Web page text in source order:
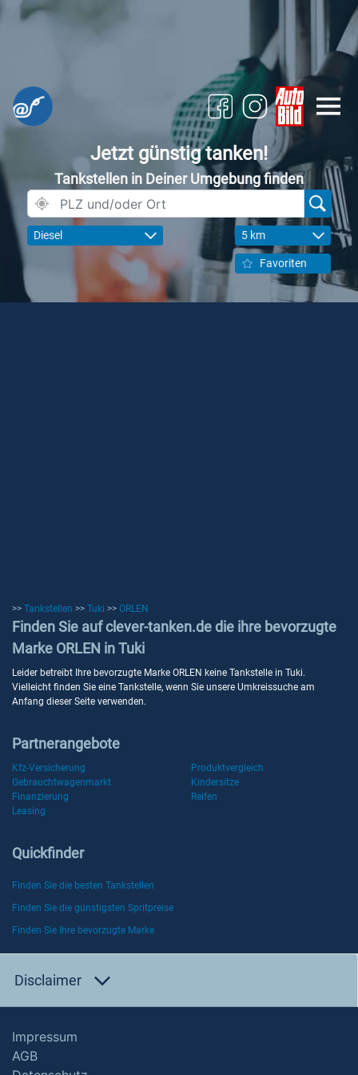
Jetzt günstig tanken!
Tankstellen in Deiner Umgebung finden
Diesel 5 km
Favoriten
>> Tankstellen >> Tuki >> ORLEN
Finden Sie auf clever-tanken.de die ihre bevorzugte
Marke ORLEN in Tuki
Leider betreibt Ihre bevorzugte Marke ORLEN keine Tankstelle in Tuki.
Vielleicht finden Sie eine Tankstelle, wenn Sie unsere Umkreissuche am
Anfang dieser Seite verwenden.
Partnerangebote
Kfz-Versicherung
Produktvergleich
Gebrauchtwagenmarkt
Kindersitze
Finanzierung
Reifen
Leasing
Quickfinder
Finden Sie die besten Tankstellen
Finden Sie die günstigsten Spritpreise
Finden Sie Ihre bevorzugte Marke
Disclaimer
Impressum
AGB